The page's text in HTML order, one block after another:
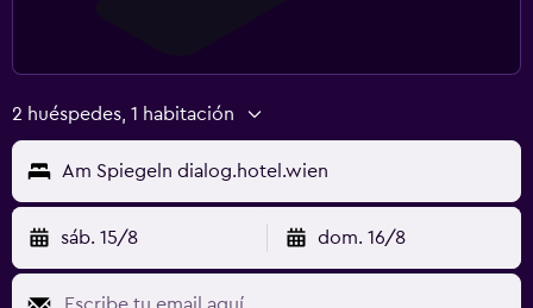
2 huéspedes, 1 habitación
Am Spiegeln dialog.hotel.wien
sáb. 15/8 dom. 16/8